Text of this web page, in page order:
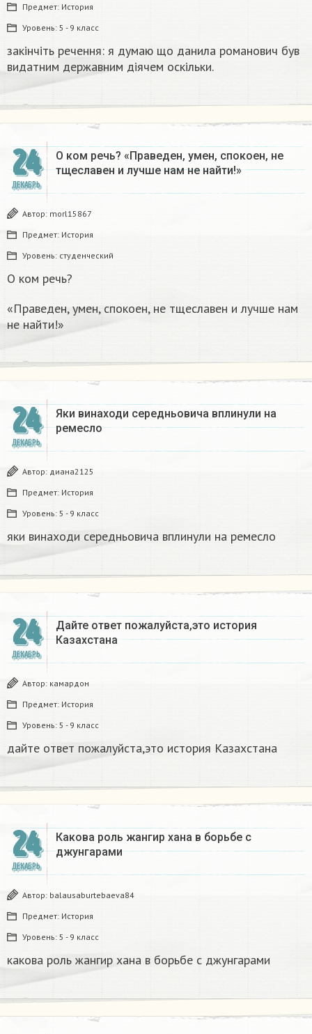
Предмет: История
Уровень: 5 - 9 класс
закінчіть речення: я думаю що данила романович був
видатним державним діячем оскільки.
24
ДЕКАБРЬ
О ком речь? «Праведен, умен, спокоен, не
тщеславен и лучше нам не найти!»
Автор: morl15867
Предмет: История
Уровень: студенческий
О ком речь?
«Праведен, умен, спокоен, не тщеславен и лучше нам
не найти!»
24
ДЕКАБРЬ
Яки винаходи середньовича вплинули на
ремесло
Автор: диана2125
Предмет: История
Уровень: 5 - 9 класс
яки винаходи середньовича вплинули на ремесло
24
ДЕКАБРЬ
Дайте ответ пожалуйста,это история
Казахстана
Автор: камардон
Предмет: История
Уровень: 5 - 9 класс
дайте ответ пожалуйста,это история Казахстана
24
ДЕКАБРЬ
Какова роль жангир хана в борьбе с
джунгарами​
Автор: balausaburtebaeva84
Предмет: История
Уровень: 5 - 9 класс
какова роль жангир хана в борьбе с джунгарами​